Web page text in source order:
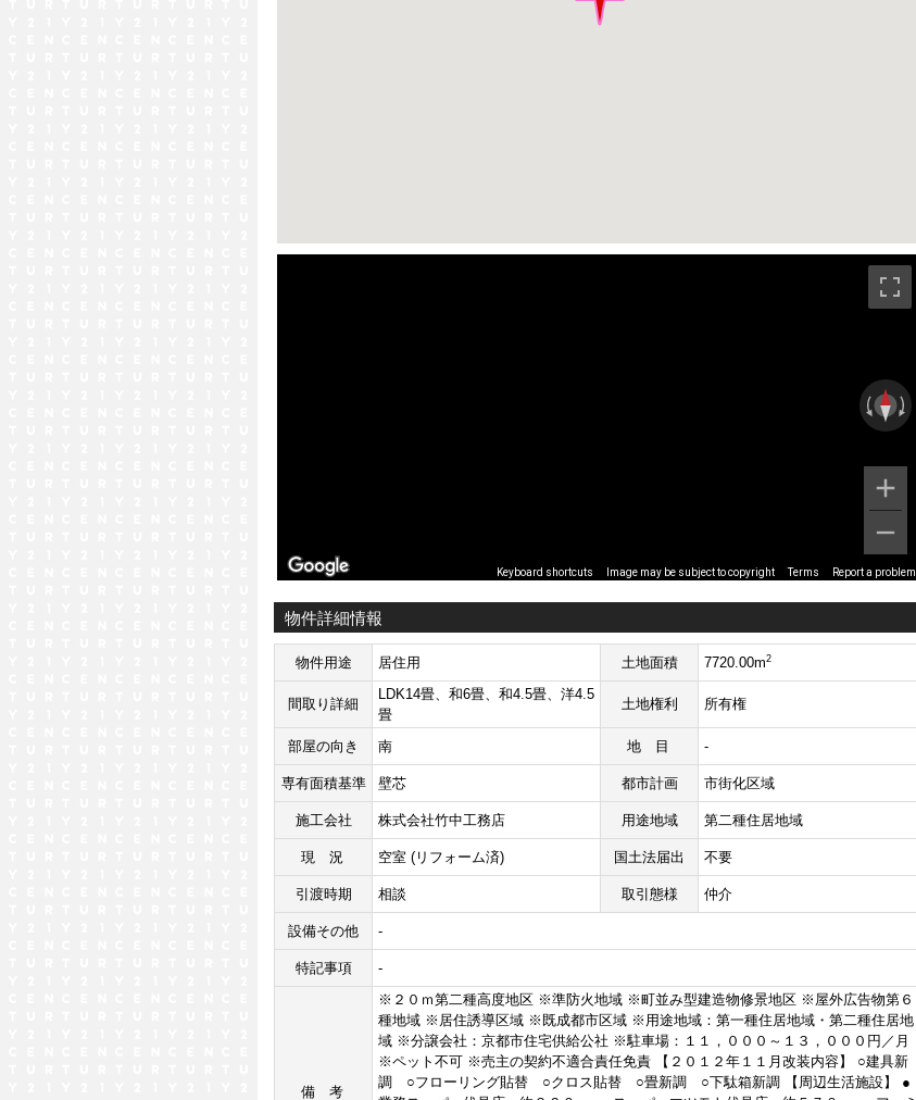
Keyboard shortcuts Image may be subject to copyright Terms Report a problem
物件詳細情報
物件用途 居住用 土地面積 7720.00m2
間取り詳細
LDK14畳、和6畳、和4.5畳、洋4.5
畳
土地権利 所有権
部屋の向き 南 地目 -
専有面積基準 壁芯 都市計画 市街化区域
施工会社 株式会社竹中工務店 用途地域 第二種住居地域
現況 空室 (リフォーム済) 国土法届出 不要
引渡時期 相談 取引態様 仲介
設備その他 -
特記事項 -
備考
※２０ｍ第二種高度地区 ※準防火地域 ※町並み型建造物修景地区 ※屋外広告物第６
種地域 ※居住誘導区域 ※既成都市区域 ※用途地域：第一種住居地域・第二種住居地
域 ※分譲会社：京都市住宅供給公社 ※駐車場：１１，０００～１３，０００円／月
※ペット不可 ※売主の契約不適合責任免責 【２０１２年１１月改装内容】 ○建具新
調 ○フローリング貼替 ○クロス貼替 ○畳新調 ○下駄箱新調 【周辺生活施設】 ●